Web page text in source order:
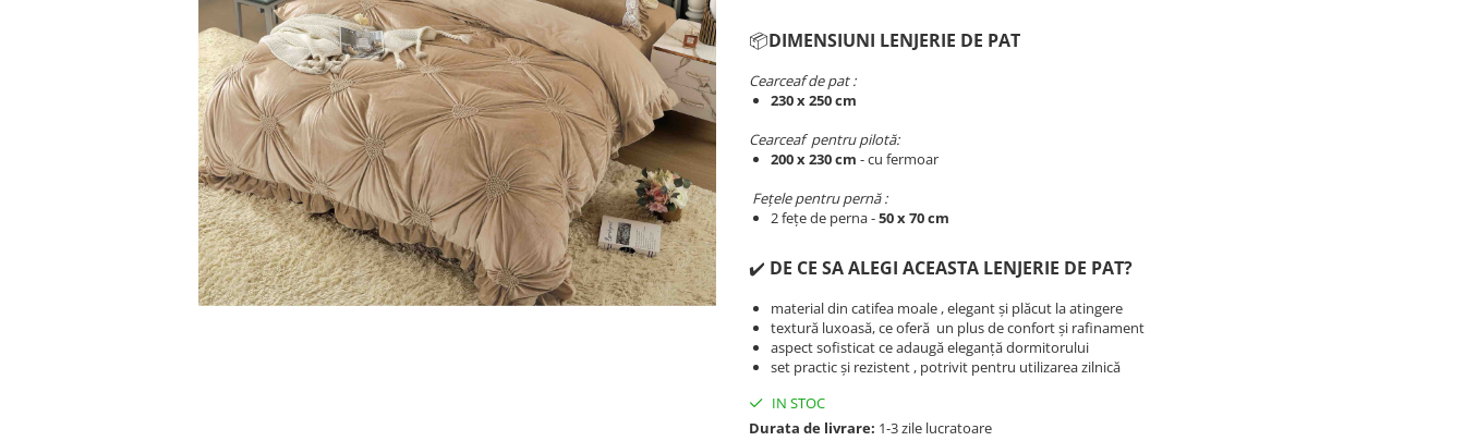
Lenjerii De Pat Creponate
Lenjerii De Pat Bumbac Poplin 2
Lenjerii De Pat Bumbac Poplin,
Lenjerii De Pat Bumbac Satinat 2
Lenjerii De Pat, Finet Premium 3D,
📦DIMENSIUNI LENJERIE DE PAT
Cearceaf de pat :
230 x 250 cm
Cearceaf pentru pilotă:
200 x 230 cm - cu fermoar​​​​​​
Fețele pentru pernă :
2 fețe de perna -50 x 70 cm
✔️ DE CE SA ALEGI ACEASTA LENJERIE DE PAT?
material din catifea moale , elegant și plăcut la atingere
textură luxoasă, ce oferă un plus de confort și rafinament
aspect sofisticat ce adaugă eleganță dormitorului
set practic și rezistent , potrivit pentru utilizarea zilnică
IN STOC
Durata de livrare: 1-3 zile lucratoare